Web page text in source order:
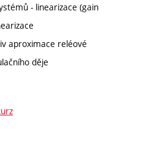
- linearizace (gain
aproximace reléové
děje